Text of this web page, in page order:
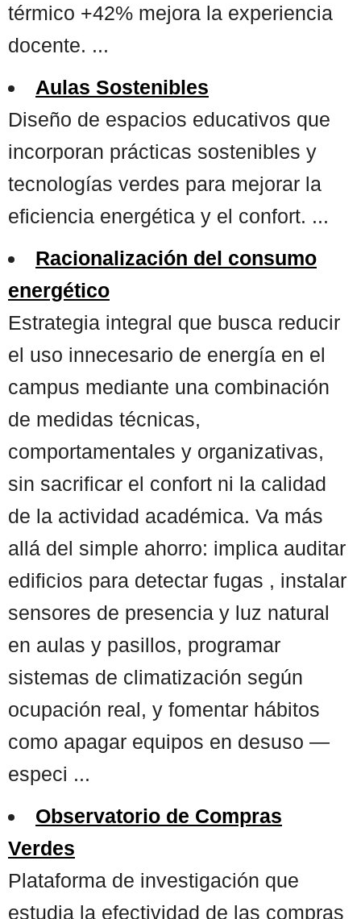
térmico +42% mejora la experiencia
docente. ...
Aulas Sostenibles
Diseño de espacios educativos que
incorporan prácticas sostenibles y
tecnologías verdes para mejorar la
eficiencia energética y el confort. ...
Racionalización del consumo
energético
Estrategia integral que busca reducir
el uso innecesario de energía en el
campus mediante una combinación
de medidas técnicas,
comportamentales y organizativas,
sin sacrificar el confort ni la calidad
de la actividad académica. Va más
allá del simple ahorro: implica auditar
edificios para detectar fugas , instalar
sensores de presencia y luz natural
en aulas y pasillos, programar
sistemas de climatización según
ocupación real, y fomentar hábitos
como apagar equipos en desuso —
especi ...
Observatorio de Compras
Verdes
Plataforma de investigación que
estudia la efectividad de las compras